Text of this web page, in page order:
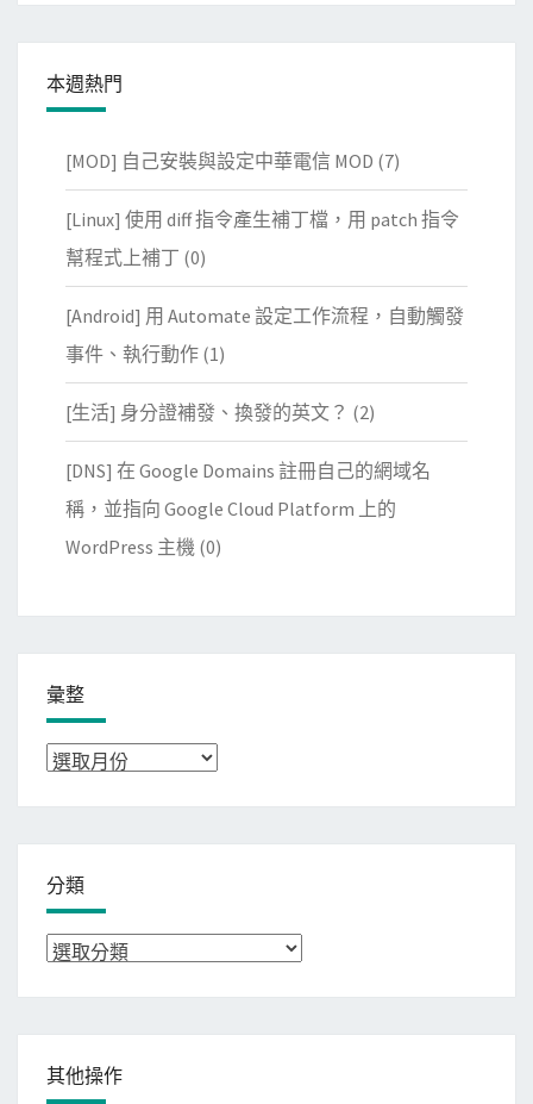
本週熱門
[MOD] 自己安裝與設定中華電信 MOD (7)
[Linux] 使用 diff 指令產生補丁檔，用 patch 指令
幫程式上補丁 (0)
[Android] 用 Automate 設定工作流程，自動觸發
事件、執行動作 (1)
[生活] 身分證補發、換發的英文？ (2)
[DNS] 在 Google Domains 註冊自己的網域名
稱，並指向 Google Cloud Platform 上的
WordPress 主機 (0)
彙整
彙
分類
分
其他操作